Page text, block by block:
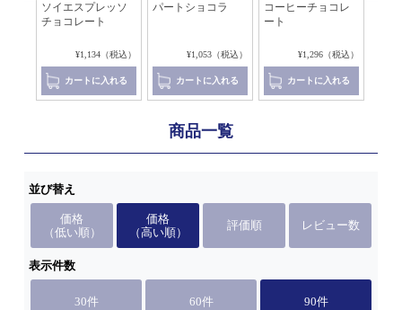
ソイエスプレッソ
チョコレート
¥1,134（税込）
カートに入れる
パートショコラ
¥1,053（税込）
カートに入れる
コーヒーチョコレ
ート
¥1,296（税込）
カートに入れる
商品一覧
並び替え
価格
（低い順）
価格
（高い順）
評価順 レビュー数
表示件数
30件 60件 90件